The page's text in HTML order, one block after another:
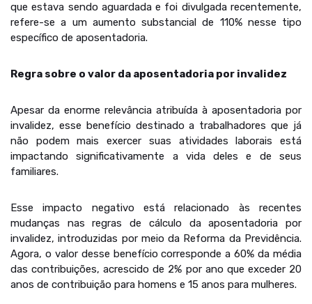
que estava sendo aguardada e foi divulgada recentemente,
refere-se a um aumento substancial de 110% nesse tipo
específico de aposentadoria.
Regra sobre o valor da aposentadoria por invalidez
Apesar da enorme relevância atribuída à aposentadoria por
invalidez, esse benefício destinado a trabalhadores que já
não podem mais exercer suas atividades laborais está
impactando significativamente a vida deles e de seus
familiares.
Esse impacto negativo está relacionado às recentes
mudanças nas regras de cálculo da aposentadoria por
invalidez, introduzidas por meio da Reforma da Previdência.
Agora, o valor desse benefício corresponde a 60% da média
das contribuições, acrescido de 2% por ano que exceder 20
anos de contribuição para homens e 15 anos para mulheres.